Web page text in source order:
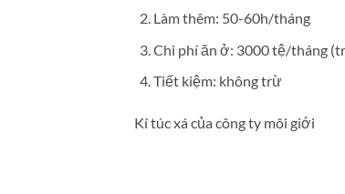
Làm thêm: 50-60h/tháng
Chi phí ăn ở: 3000 tệ/tháng
Tiết kiệm: không trừ
Kí túc xá của công ty môi giới